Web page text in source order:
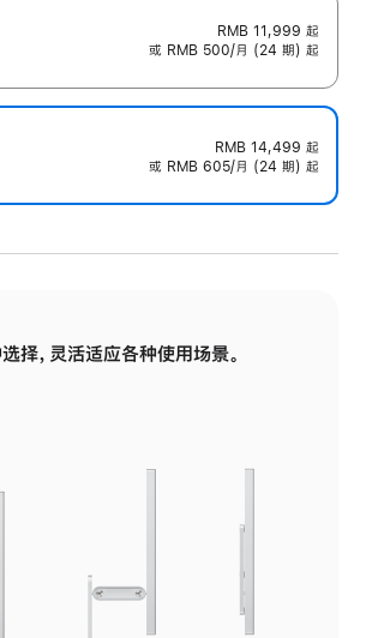
RMB 11,999 起
或 RMB 500/月 (24 期) 起
RMB 14,499 起
或 RMB 605/月 (24 期) 起
择，灵活适应各种使用场景。